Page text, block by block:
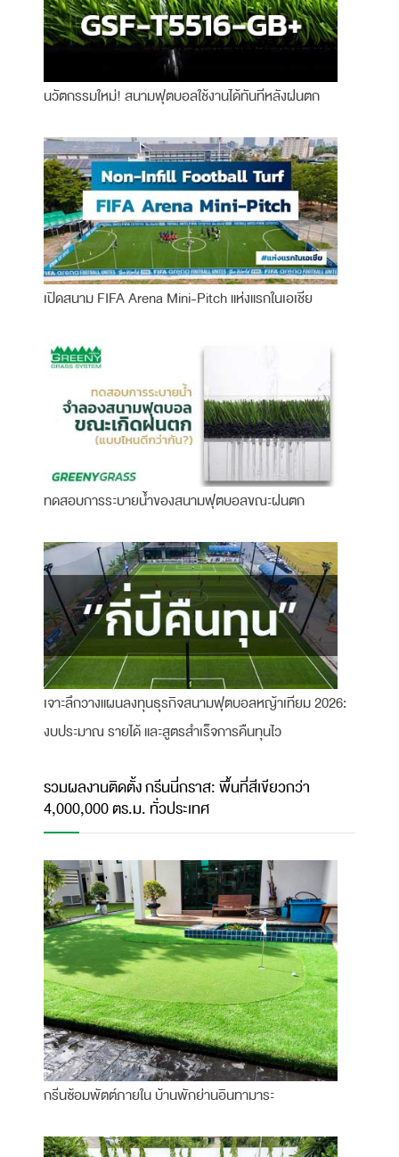
นวัตกรรมใหม่! สนามฟุตบอลใช้งานได้ทันทีหลังฝนตก
เปิดสนาม FIFA Arena Mini-Pitch แห่งแรกในเอเชีย
ทดสอบการระบายน้ำของสนามฟุตบอลขณะฝนตก
เจาะลึกวางแผนลงทุนธุรกิจสนามฟุตบอลหญ้าเทียม 2026:
งบประมาณ รายได้ และสูตรสำเร็จการคืนทุนไว
รวมผลงานติดตั้ง กรีนนี่กราส: พื้นที่สีเขียวกว่า
4,000,000 ตร.ม. ทั่วประเทศ
กรีนซ้อมพัตต์ภายใน บ้านพักย่านอินทามาระ